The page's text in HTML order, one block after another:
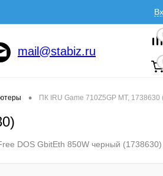
mail@stabiz.ru
• ПК IRU Game 710Z5GP MT, 1738630
DOS GbitEth 850W черный (1738630)